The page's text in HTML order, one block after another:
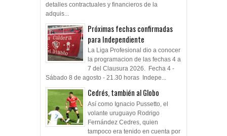
detalles contractuales y financieros de la
adquis...
Próximas fechas confirmadas
para Independiente
La Liga Profesional dio a conocer
la programacion de las fechas 4 a
7 del Clausura 2026. Fecha 4 -
Sábado 8 de agosto - 21.30 horas Indepe...
Cedrés, también al Globo
Así como Ignacio Pussetto, el
volante uruguayo Rodrigo
Fernández Cedres, quien
tampoco era tenido en cuenta por